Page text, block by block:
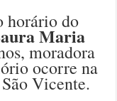
horário do
Maria
moradora
ocorre na
Vicente.